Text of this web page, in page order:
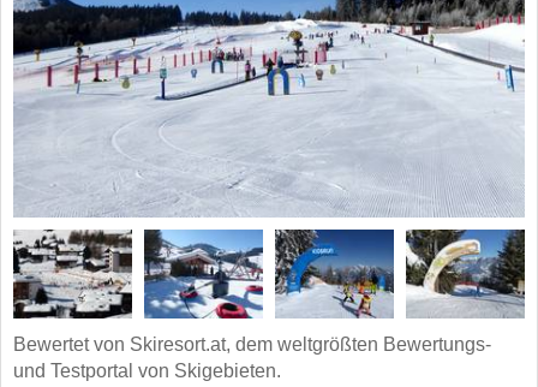
Bewertet von Skiresort.at, dem weltgrößten Bewertungs-
und Testportal von Skigebieten.